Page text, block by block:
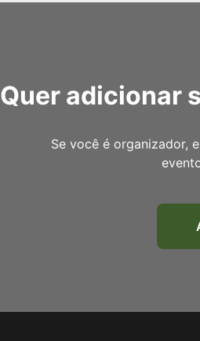
Quer adicionar
Se você é organizador,